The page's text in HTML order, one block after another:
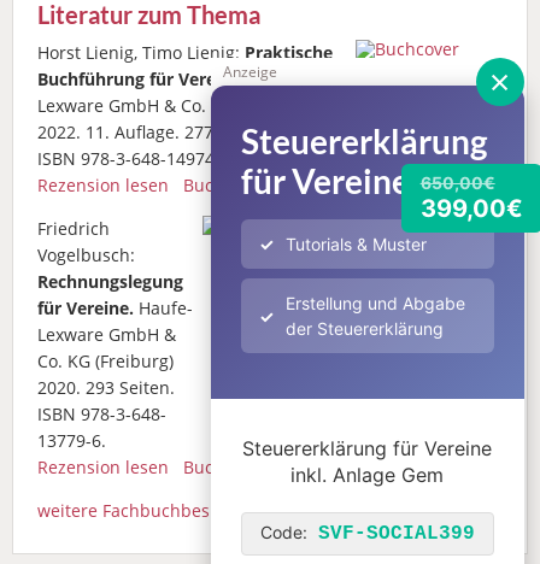
×
Anzeige
650,00€
399,00€
Steuererklärung
für Vereine
Tutorials & Muster
Erstellung und Abgabe
der Steuererklärung
Steuererklärung für Vereine
inkl. Anlage Gem
Code: SVF-SOCIAL399
Literatur zum Thema
Horst Lienig, Timo Lienig: Praktische
Buchführung für Vereine.Haufe-
Lexware GmbH & Co. KG (Freiburg)
2022. 11. Auflage. 277 Seiten.
ISBN 978-3-648-14974-4.
Rezension lesen
Buch bestellen
Friedrich
Vogelbusch:
Rechnungslegung
für Vereine. Haufe-
Lexware GmbH &
Co. KG (Freiburg)
2020. 293 Seiten.
ISBN 978-3-648-
13779-6.
Rezension lesen
Buch bestellen
weitere Fachbuchbesprechungen